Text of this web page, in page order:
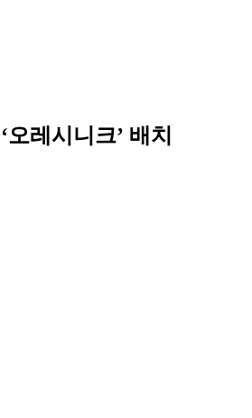
레시니크’ 배치